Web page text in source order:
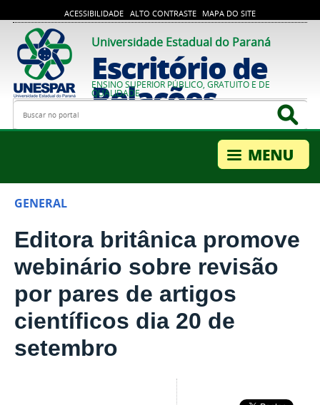
ACESSIBILIDADE ALTO CONTRASTE MAPA DO SITE
Universidade Estadual do Paraná
Escritório de
Relações
Internacionais
ENSINO SUPERIOR PÚBLICO, GRATUITO E DE
QUALIDADE
Busca
GENERAL
Editora britânica promove
webinário sobre revisão
por pares de artigos
científicos dia 20 de
setembro